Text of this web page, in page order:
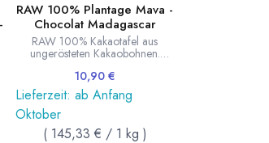
RAW 100% Plantage Mava -
Chocolat Madagascar
RAW 100% Kakaotafel aus
ungerösteten Kakaobohnen.
Chocolat Madagascar nur aus
den ungerösteten Kakaobohnen
der Mava Plantage hergestellt.
Anbau und Produktion in
Madagaskar. Ausgezeichnet mit
Bronze der Academy of
10,90 €
Lieferzeit: ab Anfang
Oktober
( 145,33 € / 1 kg )